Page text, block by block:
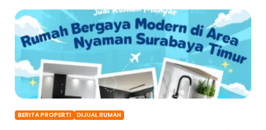
BERITA PROPERTI DIJUAL RUMAH